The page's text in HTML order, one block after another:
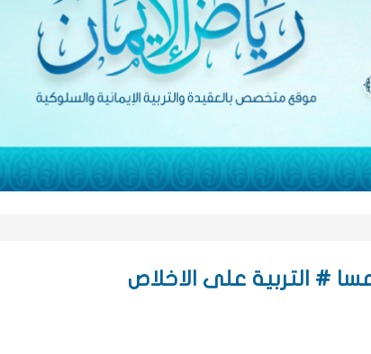
# التربية على الاخلاص